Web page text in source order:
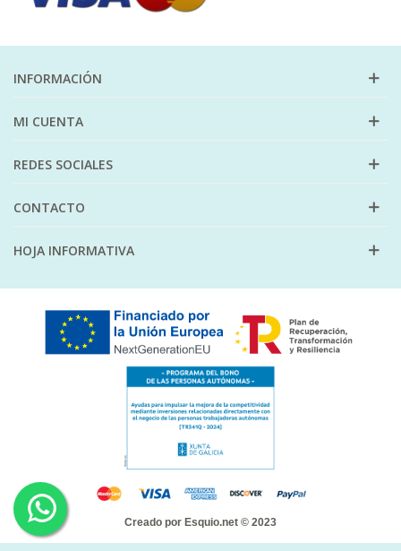
INFORMACIÓN
MI CUENTA
REDES SOCIALES
CONTACTO
HOJA INFORMATIVA
Creado por Esquio.net © 2023